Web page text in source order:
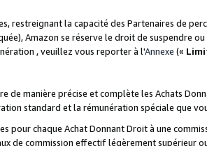
restreignant la capacité des Partenaires de
Amazon se réserve le droit de suspendre
, veuillez vous reporter à l'Annexe («
manière précise et complète les Achats
standard et la rémunération spéciale que
pour chaque Achat Donnant Droit à une
de commission effectif légèrement supérieur